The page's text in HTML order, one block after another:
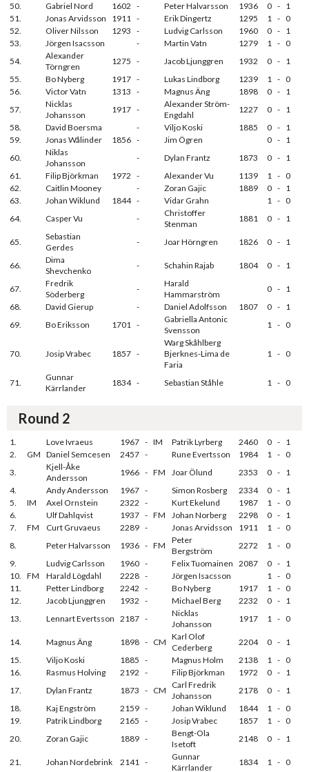
50.
Gabriel Nord 1602 - Peter Halvarsson 1936 0 - 1
51.
Jonas Arvidsson 1911 - Erik Dingertz 1295 1 - 0
52.
Oliver Nilsson 1293 - Ludvig Carlsson 1960 0 - 1
53.
Jörgen Isacsson - Martin Vatn 1279 1 - 0
54.
Alexander
Törngren
1275 - Jacob Ljunggren 1932 0 - 1
55.
Bo Nyberg 1917 - Lukas Lindborg 1239 1 - 0
56.
Victor Vatn 1313 - Magnus Äng 1898 0 - 1
57.
Nicklas
Johansson
1917 -
Alexander Ström-
Engdahl
1227 0 - 1
58.
David Boersma - Viljo Koski 1885 0 - 1
59.
Jonas Wålinder 1856 - Jim Ögren 0 - 1
60.
Niklas
Johansson
- Dylan Frantz 1873 0 - 1
61.
Filip Björkman 1972 - Alexander Vu 1139 1 - 0
62.
Caitlin Mooney - Zoran Gajic 1889 0 - 1
63.
Johan Wiklund 1844 - Vidar Grahn 1 - 0
64.
Casper Vu -
Christoffer
Stenman
1881 0 - 1
65.
Sebastian
Gerdes
- Joar Hörngren 1826 0 - 1
66.
Dima
Shevchenko
- Schahin Rajab 1804 0 - 1
67.
Fredrik
Söderberg
-
Harald
Hammarström
0 - 1
68.
David Gierup - Daniel Adolfsson 1807 0 - 1
69.
Bo Eriksson 1701 -
Gabriella Antonic
Svensson
1 - 0
70. Josip Vrabec 1857 -
Warg Skåhlberg
Bjerknes-Lima de
Faria
1 - 0
71.
Gunnar
Kärrlander
1834 - Sebastian Ståhle 1 - 0
Round 2
1. Love Ivraeus 1967 - IM Patrik Lyrberg 2460 0 - 1
2.
GM Daniel Semcesen 2457 - Rune Evertsson 1984 1 - 0
3.
Kjell-Åke
Andersson
1966 - FM Joar Ölund 2353 0 - 1
4.
Andy Andersson 1967 - Simon Rosberg 2334 0 - 1
5.
IM Axel Ornstein 2322 - Kurt Ekelund 1987 1 - 0
6.
Ulf Dahlqvist 1937 - FM Johan Norberg 2298 0 - 1
7.
FM Curt Gruvaeus 2289 - Jonas Arvidsson 1911 1 - 0
8.
Peter Halvarsson 1936 - FM
Peter
Bergström
2272 1 - 0
9.
Ludvig Carlsson 1960 - Felix Tuomainen 2087 0 - 1
10. FM Harald Lögdahl 2228 - Jörgen Isacsson 1 - 0
11.
Petter Lindborg 2242 - Bo Nyberg 1917 1 - 0
12.
Jacob Ljunggren 1932 - Michael Berg 2232 0 - 1
13.
Lennart Evertsson 2187 -
Nicklas
Johansson
1917 1 - 0
14. Magnus Äng 1898 - CM
Karl Olof
Cederberg
2204 0 - 1
15.
Viljo Koski 1885 - Magnus Holm 2138 1 - 0
16.
Rasmus Holving 2192 - Filip Björkman 1972 0 - 1
17.
Dylan Frantz 1873 - CM
Carl Fredrik
Johansson
2178 0 - 1
18.
Kaj Engström 2159 - Johan Wiklund 1844 1 - 0
19.
Patrik Lindborg 2165 - Josip Vrabec 1857 1 - 0
20.
Zoran Gajic 1889 -
Bengt-Ola
Isetoft
2148 0 - 1
21. Johan Nordebrink 2141 -
Gunnar
Kärrlander
1834 1 - 0